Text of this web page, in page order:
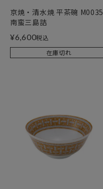
京焼・清水焼 平茶碗 M0035
南蛮三島詰
¥6,600税込
在庫切れ